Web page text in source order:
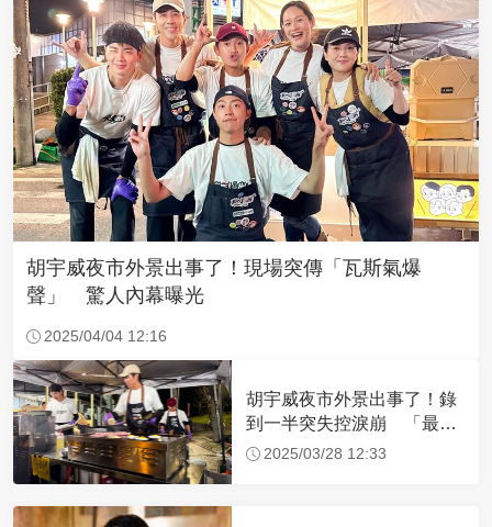
胡宇威夜市外景出事了！現場突傳「瓦斯氣爆
聲」 驚人內幕曝光
2025/04/04 12:16
胡宇威夜市外景出事了！錄
到一半突失控淚崩 「最大
導火線」曝光
2025/03/28 12:33